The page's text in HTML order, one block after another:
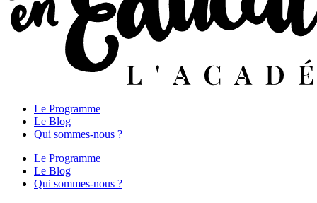
Le Programme
Le Blog
Qui sommes-nous ?
Le Programme
Le Blog
Qui sommes-nous ?